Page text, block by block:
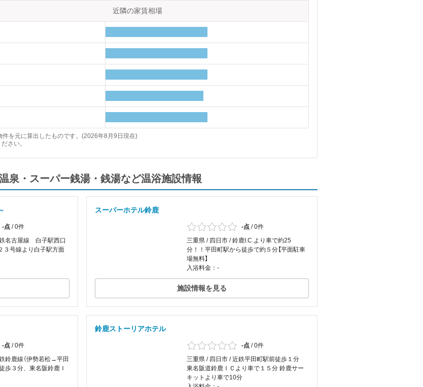
近隣の家賃相場
件を元に算出したものです。(2026年8月9日現在)
さい。
泉・スーパー銭湯・銭湯など温浴施設情報
-点 /0件
名古屋線 白子駅西口
３号線より白子駅方面
スーパーホテル鈴鹿
-点 /0件
三重県 / 四日市 / 鈴鹿I.C.より車で約25
分！！平田町駅から徒歩で約５分【平面駐車
場無料】
入浴料金：-
施設情報を見る
-点 /0件
鈴鹿線（伊勢若松→平田
歩３分、東名阪鈴鹿Ｉ
鈴鹿ストーリアホテル
-点 /0件
三重県 / 四日市 / 近鉄平田町駅前徒歩１分
東名阪道鈴鹿ＩＣより車で１５分 鈴鹿サー
キットより車で10分